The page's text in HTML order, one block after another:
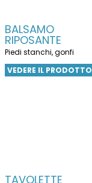
BALSAMO
RIPOSANTE
Piedi stanchi, gonfi
VEDERE IL PRODOTTO
TAVOLETTE